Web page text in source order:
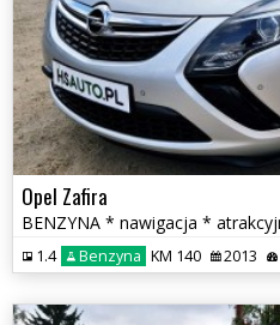
Opel Zafira
1.4 Benzyna KM 140 2013